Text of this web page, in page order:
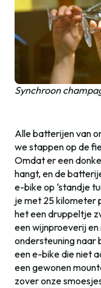
Synchroon
Alle batterijen van
we stappen op de
Omdat er een
hangt, en de
e-bike op ‘standje
je met 25 kilometer
het een druppeltje
een wijnproeverij
ondersteuning naar
een e-bike die niet
een gewonen
zover onze